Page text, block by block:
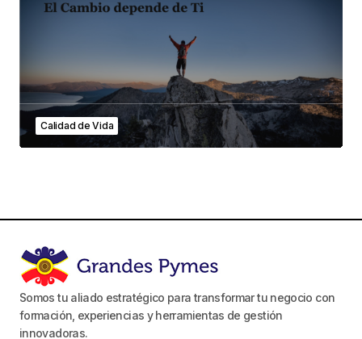
Calidad de Vida
Somos tu aliado estratégico para transformar tu negocio con
formación, experiencias y herramientas de gestión
innovadoras.